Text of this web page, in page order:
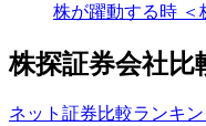
株が躍動する時 ＜
株探証券会社比
ネット証券比較ランキ